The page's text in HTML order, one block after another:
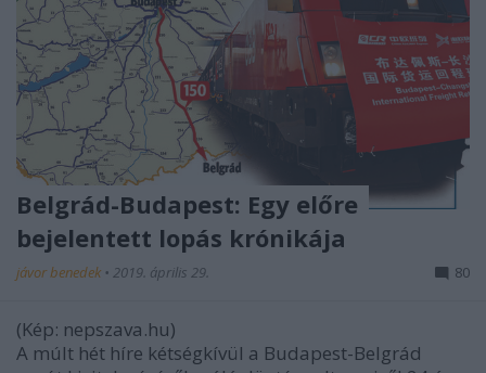
Belgrád-Budapest: Egy előre
bejelentett lopás krónikája
jávor benedek • 2019. április 29. 80
(Kép: nepszava.hu)
A múlt hét híre kétségkívül a Budapest-Belgrád